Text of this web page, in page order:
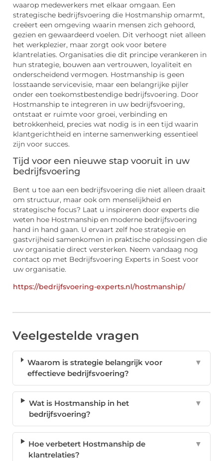
waarop medewerkers met elkaar omgaan. Een
strategische bedrijfsvoering die Hostmanship omarmt,
creëert een omgeving waarin mensen zich gehoord,
gezien en gewaardeerd voelen. Dit verhoogt niet alleen
het werkplezier, maar zorgt ook voor betere
klantrelaties. Organisaties die dit principe verankeren in
hun strategie, bouwen aan vertrouwen, loyaliteit en
onderscheidend vermogen. Hostmanship is geen
losstaande servicevisie, maar een belangrijke pijler
onder een toekomstbestendige bedrijfsvoering. Door
Hostmanship te integreren in uw bedrijfsvoering,
ontstaat er ruimte voor groei, verbinding en
betrokkenheid, precies wat nodig is in een tijd waarin
klantgerichtheid en interne samenwerking essentieel
zijn voor succes.
Tijd voor een nieuwe stap vooruit in uw
bedrijfsvoering
Bent u toe aan een bedrijfsvoering die niet alleen draait
om structuur, maar ook om menselijkheid en
strategische focus? Laat u inspireren door experts die
weten hoe Hostmanship en moderne bedrijfsvoering
hand in hand gaan. U ervaart zelf hoe strategie en
gastvrijheid samenkomen in praktische oplossingen die
uw organisatie direct versterken. Neem vandaag nog
contact op met Bedrijfsvoering Experts in Soest voor
uw organisatie.
https://bedrijfsvoering-experts.nl/hostmanship/
Veelgestelde vragen
Waarom is strategie belangrijk voor
effectieve bedrijfsvoering?
▼
Wat is Hostmanship in het
bedrijfsvoering?
▼
Hoe verbetert Hostmanship de
klantrelaties?
▼